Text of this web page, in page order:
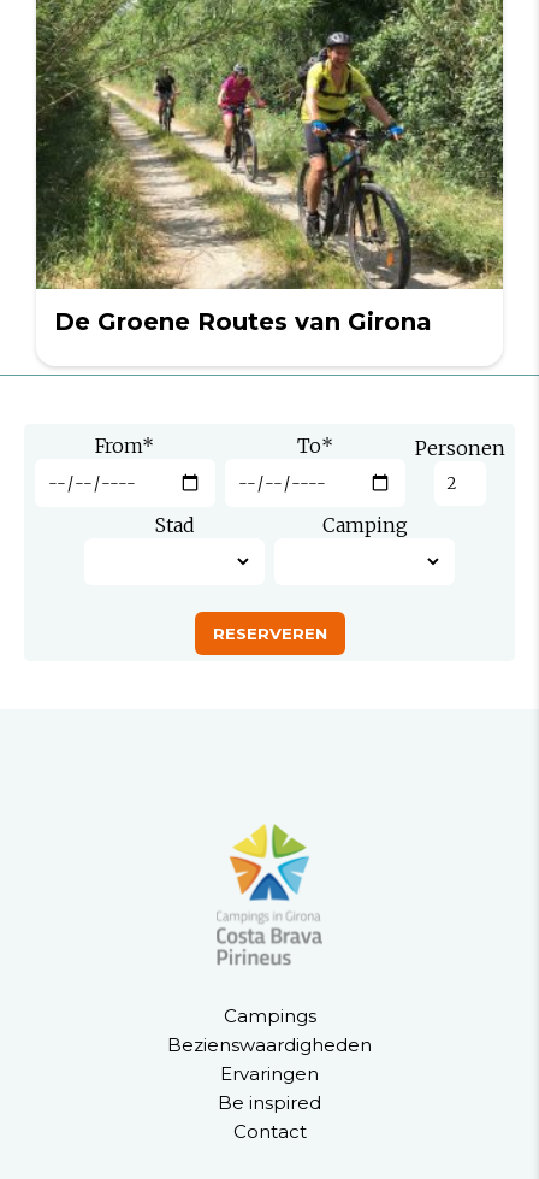
De Groene Routes van Girona
From* To* Personen
Stad Camping
Campings
Bezienswaardigheden
Ervaringen
Be inspired
Contact